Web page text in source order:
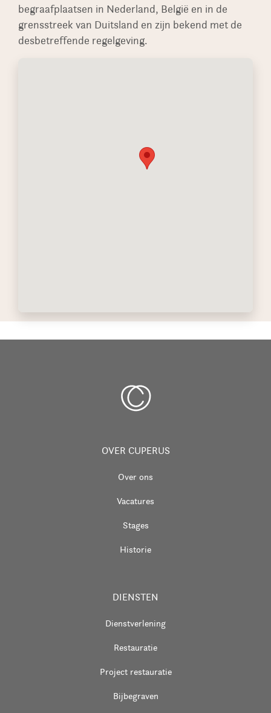
begraafplaatsen in Nederland, België en in de
grensstreek van Duitsland en zijn bekend met de
desbetreffende regelgeving.
OVER CUPERUS
Over ons
Vacatures
Stages
Historie
DIENSTEN
Dienstverlening
Restauratie
Project restauratie
Bijbegraven